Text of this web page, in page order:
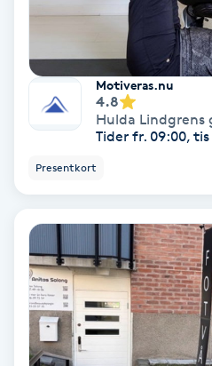
Gelenaglar
Gravidmassage
Gravidyoga
Gruppträning
Motiveras.nu
4.8
Hulda Lindgrens
Tider fr. 09:00, tis
Presentkort